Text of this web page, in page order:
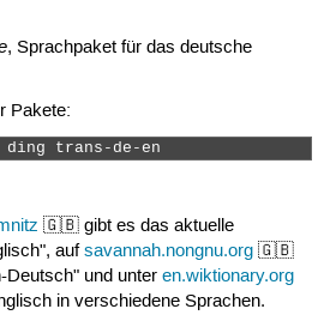
, Sprachpaket für das deutsche
Pakete:
trans-de-en
🇬🇧 gibt es das aktuelle
aufsavannah.nongnu.org🇬🇧
Deutsch" und unter en.wiktionary.org
in verschiedene Sprachen.